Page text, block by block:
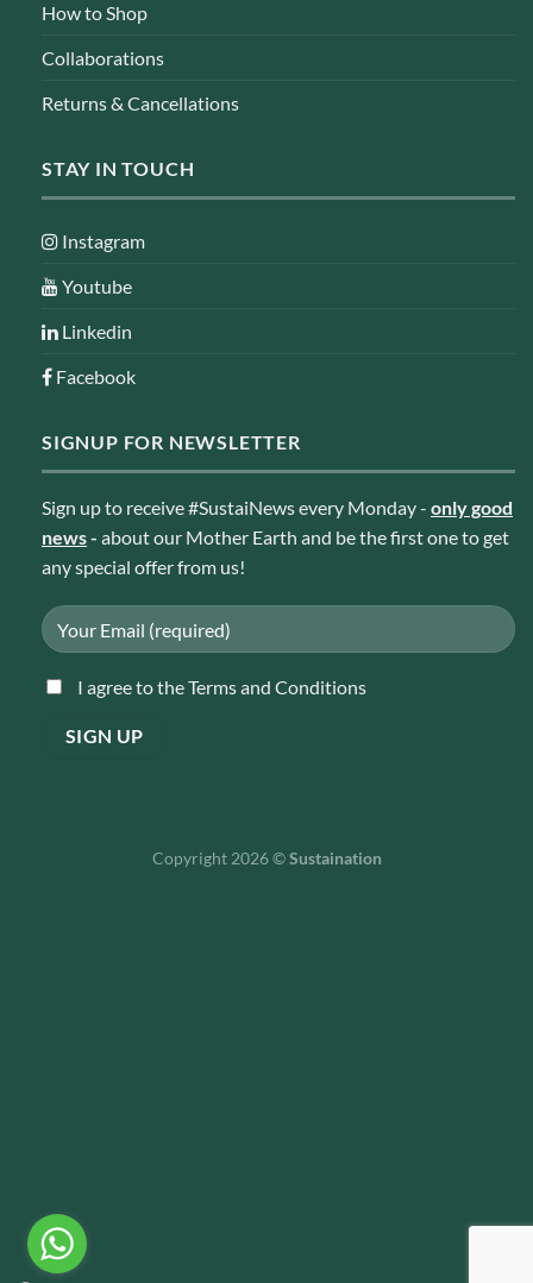
How to Shop
Collaborations
Returns & Cancellations
STAY IN TOUCH
Instagram
Youtube
Linkedin
Facebook
SIGNUP FOR NEWSLETTER
Sign up to receive #SustaiNews every Monday - only good
news- about our Mother Earth and be the first one to get
any special offer from us!
I agree to the Terms and Conditions
Copyright 2026 ©Sustaination